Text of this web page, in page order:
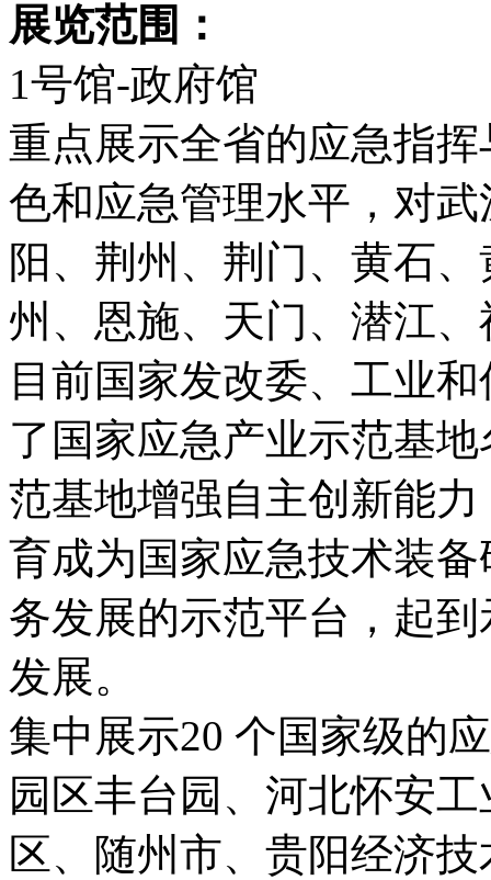
展览范围：
1号馆-政府馆
重点展示全省的应急指
色和应急管理水平，对
阳、荆州、荆门、黄石
州、恩施、天门、潜江
目前国家发改委、工业
了国家应急产业示范基
范基地增强自主创新能
育成为国家应急技术装
务发展的示范平台，起
发展。
集中展示20 个国家级的
园区丰台园、河北怀安
区、随州市、贵阳经济